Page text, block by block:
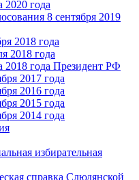
года
8 сентября 2019
2018 года
2018 года
года Президент РФ
2017 года
2016 года
2015 года
2014 года
избирательная
справка Слюдянской